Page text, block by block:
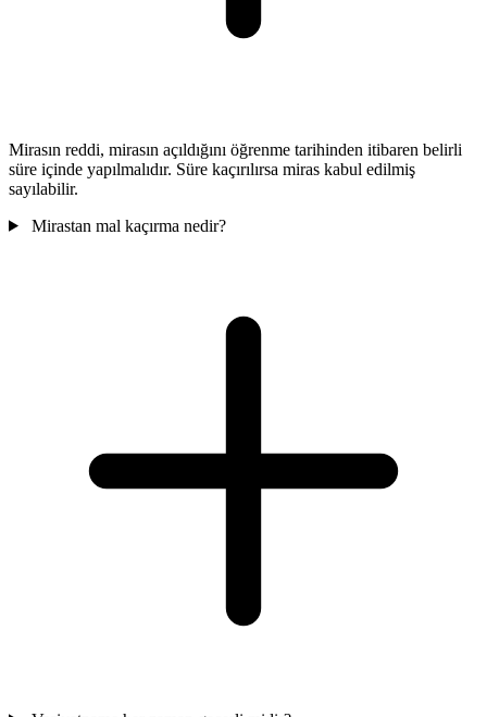
Mirasın reddi, mirasın açıldığını öğrenme tarihinden itibaren belirli
süre içinde yapılmalıdır. Süre kaçırılırsa miras kabul edilmiş
sayılabilir.
Mirastan mal kaçırma nedir?